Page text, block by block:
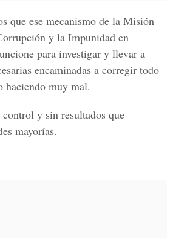
que ese mecanismo de la Misión
y la Impunidad en
para investigar y llevar a
encaminadas a corregir todo
haciendo muy mal.
y sin resultados que
mayorías.